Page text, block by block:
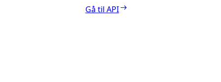
Gå til API